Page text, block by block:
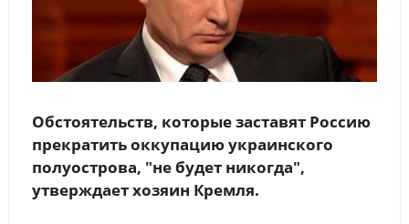
Обстоятельств, которые заставят Россию
прекратить оккупацию украинского
полуострова, "не будет никогда",
утверждает хозяин Кремля.